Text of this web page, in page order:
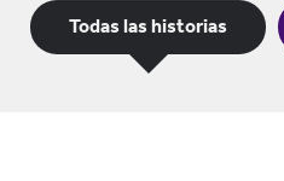
Main
CategoryTodas las historias